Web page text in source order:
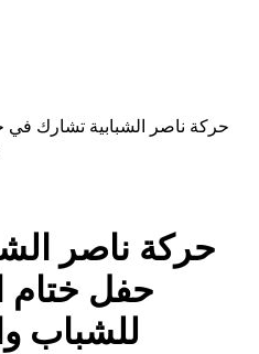
حركة ناصر الشبابية تشارك في
حركة ناصر
حفل ختام
للشباب